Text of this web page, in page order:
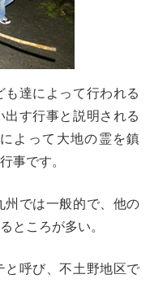
も達によって行われる
す行事と説明される
よって大地の霊を鎮
事です。
州では一般的で、他の
ところが多い。
と呼び、不土野地区で